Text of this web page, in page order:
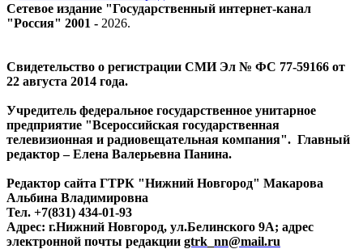
Сетевое издание "Государственный интернет-канал
"Россия" 2001 - 2026.
Свидетельство о регистрации СМИ Эл № ФС 77-59166 от
22 августа 2014 года.
Учредитель федеральное государственное унитарное
предприятие "Всероссийская государственная
телевизионная и радиовещательная компания". Главный
редактор – Елена Валерьевна Панина.
Редактор сайта ГТРК "Нижний Новгород" Макарова
Альбина Владимировна
Тел. +7(831) 434-01-93
Адрес: г.Нижний Новгород, ул.Белинского 9А; адрес
электронной почты редакции gtrk_nn@mail.ru